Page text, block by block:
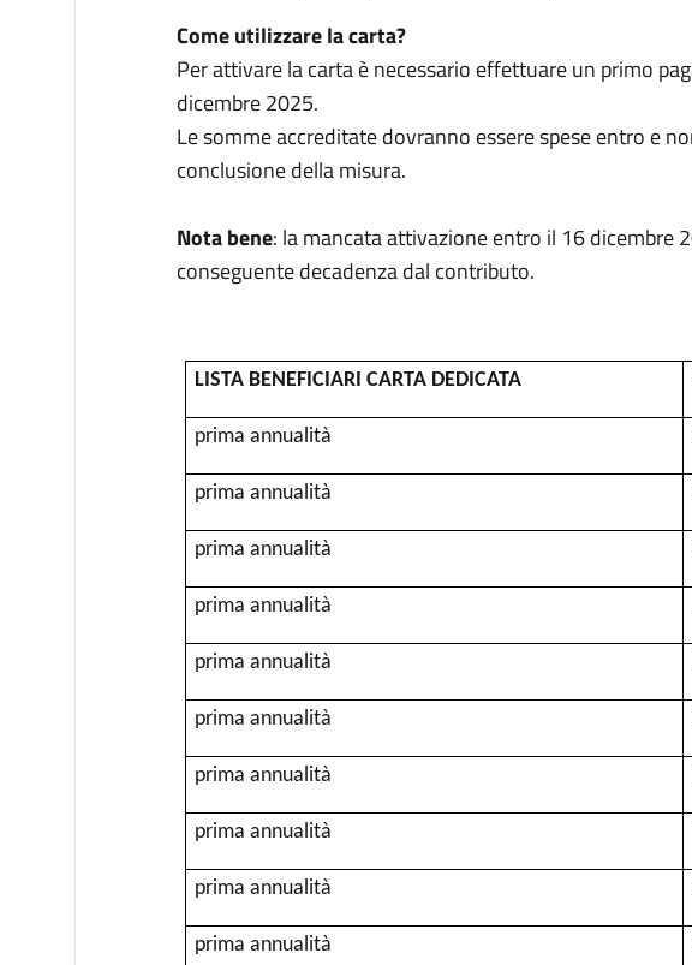
Come utilizzare la carta?
Per attivare la carta è necessario effettuare un primo
dicembre 2025.
Le somme accreditate dovranno essere spese entro e
conclusione della misura.
Nota bene: la mancata attivazione entro il 16 dicembre
conseguente decadenza dal contributo.
LISTA BENEFICIARI CARTA DEDICATA
prima annualità
prima annualità
prima annualità
prima annualità
prima annualità
prima annualità
prima annualità
prima annualità
prima annualità
prima annualità